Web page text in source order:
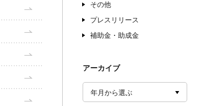
その他
プレスリリース
補助金・助成金
アーカイブ
年月から選ぶ